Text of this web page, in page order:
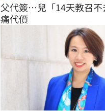
父代簽…兒「14天教召不
痛代價